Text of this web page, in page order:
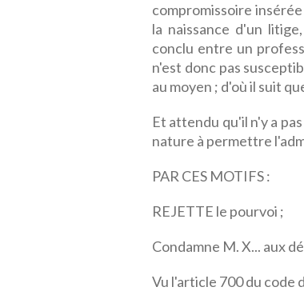
compromissoire
la naissance d'un
conclu entre un
n'est donc pas
au moyen ; d'où il suit
Et attendu qu'il n'y a
nature à permettre
PAR CES MOTIFS :
REJETTE le pourvoi ;
Condamne M. X... aux
Vu l'article 700 du code